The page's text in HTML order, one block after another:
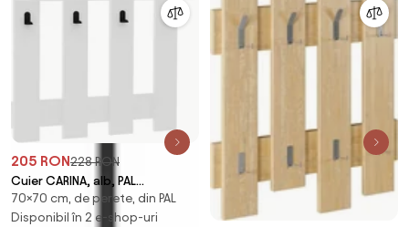
205 RON228 RON
Cuier CARINA, alb, PAL
melaminat, 70x18x70 cm
70×70 cm, de perete, din PAL
Disponibil în 2 e-shop-uri